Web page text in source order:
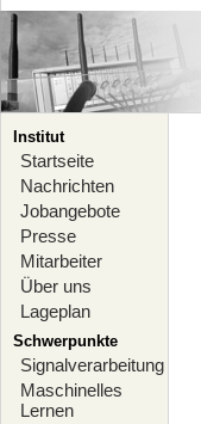
Institut
Startseite
Nachrichten
Jobangebote
Presse
Mitarbeiter
Über uns
Lageplan
Schwerpunkte
Signalverarbeitung
Maschinelles
Lernen